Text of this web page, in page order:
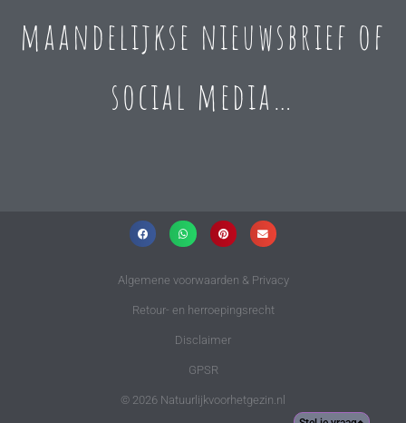
maandelijkse nieuwsbrief of
social media…
Algemene voorwaarden & Privacy
Retour- en herroepingsrecht
Disclaimer
GPSR
© 2026 Natuurlijkvoorhetgezin.nl